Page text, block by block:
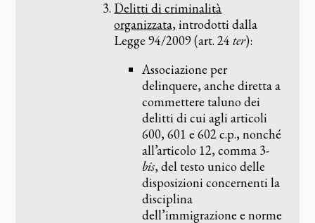
Delitti di criminalità
organizzata, introdotti dalla
Legge 94/2009 (art. 24ter):
Associazione per
delinquere, anche diretta a
commettere taluno dei
delitti di cui agli articoli
600, 601 e 602 c.p., nonché
all’articolo 12, comma 3-
bis, del testo unico delle
disposizioni concernenti la
disciplina
dell’immigrazione e norme